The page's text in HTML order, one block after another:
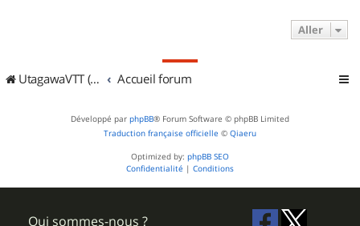
Aller
UtagawaVTT (Randos VTT et VTTAE avec traces GPS) Accueil forum
Développé par phpBB® Forum Software © phpBB Limited
Traduction française officielle © Qiaeru
Optimized by: phpBB SEO
Confidentialité | Conditions
Qui sommes-nous ?